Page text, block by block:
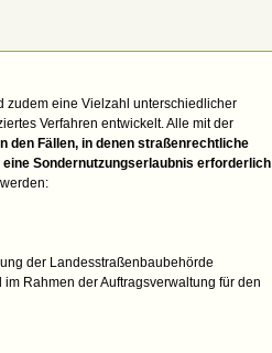
zudem eine Vielzahl unterschiedlicher
Verfahren entwickelt. Alle mit der
den Fällen, in denen straßenrechtliche
Sondernutzungserlaubnis erforderlich
der Landesstraßenbaubehörde
Rahmen der Auftragsverwaltung für den